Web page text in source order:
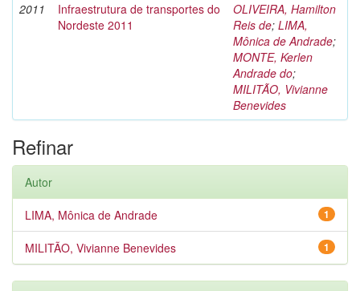
2011
Infraestrutura de transportes do
Nordeste 2011
OLIVEIRA, Hamilton
Reis de; LIMA,
Mônica de Andrade;
MONTE, Kerlen
Andrade do;
MILITÃO, Vivianne
Benevides
Refinar
Autor
1
LIMA, Mônica de Andrade
1
MILITÃO, Vivianne Benevides